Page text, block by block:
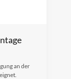
an der